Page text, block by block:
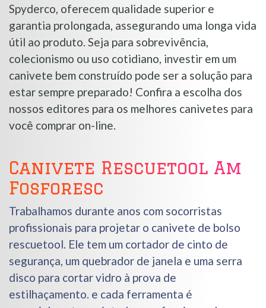
Spyderco, oferecem qualidade superior e
garantia prolongada, assegurando uma longa vida
útil ao produto. Seja para sobrevivência,
colecionismo ou uso cotidiano, investir em um
canivete bem construído pode ser a solução para
estar sempre preparado! Confira a escolha dos
nossos editores para os melhores canivetes para
você comprar on-line.
Canivete Rescuetool Am
Fosforesc
Trabalhamos durante anos com socorristas
profissionais para projetar o canivete de bolso
rescuetool. Ele tem um cortador de cinto de
segurança, um quebrador de janela e uma serra
disco para cortar vidro à prova de
estilhaçamento. e cada ferramenta é